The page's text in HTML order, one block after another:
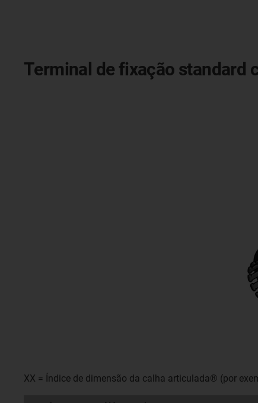
Terminal de fixação standard
XX = Índice de dimensão da calha articulada® (por